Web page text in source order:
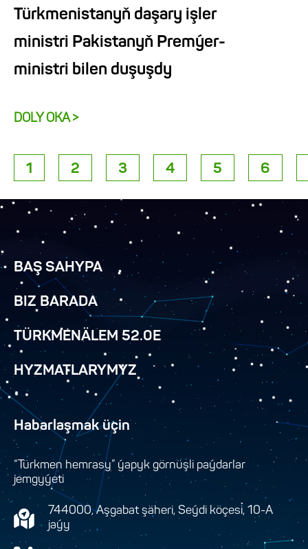
Türkmenistanyň daşary işler
ministri Pakistanyň Premýer-
ministri bilen duşuşdy
DOLY OKA >
1 2 3 4 5 6
BAŞ SAHYPA
BIZ BARADA
TÜRKMENÄLEM 52.0E
HYZMATLARYMYZ
Habarlaşmak üçin
“Türkmen hemrasy” ýapyk görnüşli paýdarlar
jemgyýeti
744000, Aşgabat şäheri, Seýdi köçesi, 10-A
jaýy